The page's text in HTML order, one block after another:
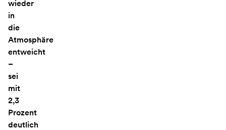
wieder
in
die
Atmosphäre
entweicht
–
sei
mit
2,3
Prozent
deutlich